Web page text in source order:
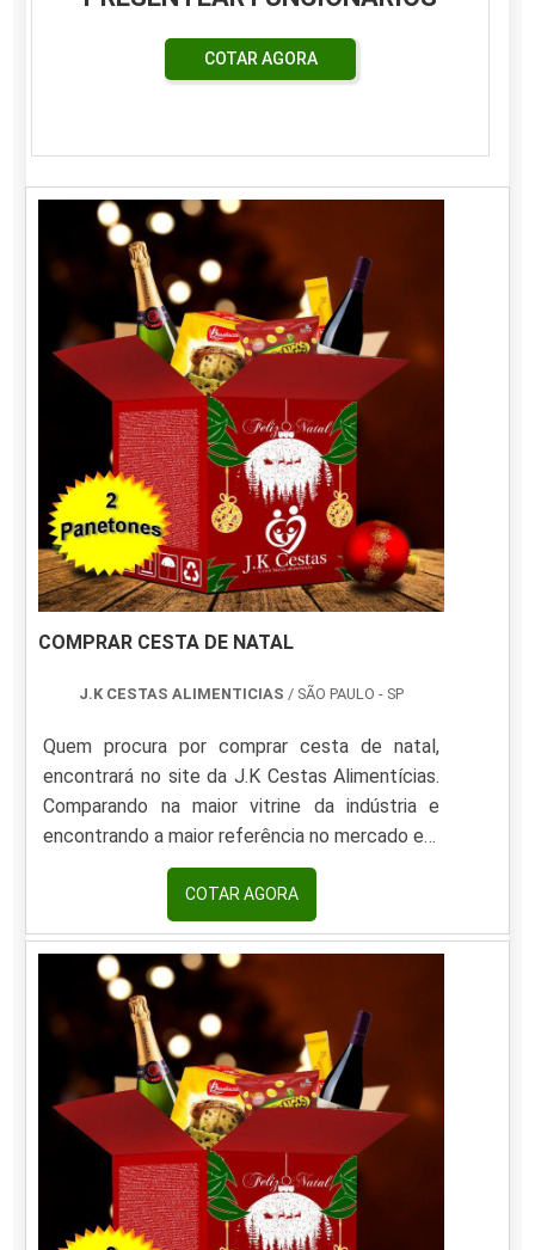
COTAR AGORA
COMPRAR CESTA DE NATAL
J.K CESTAS ALIMENTICIAS/ SÃO PAULO - SP
Quem procura por comprar cesta de natal,
encontrará no site da J.K Cestas Alimentícias.
Comparando na maior vitrine da indústria e
encontrando a maior referência no mercado em
seu próprio segmento.UM POUCO MAIS
SOBRE COMPRAR CESTA DE NATALQuem
está a procura de comprar cesta de natal em
uma empresa inovadora, encontra o site da J.K
Cestas Alimentícias. É possível encontrar
cestas básicas e cestas de natal, visando
sempre a qualidade fin...
COTAR AGORA